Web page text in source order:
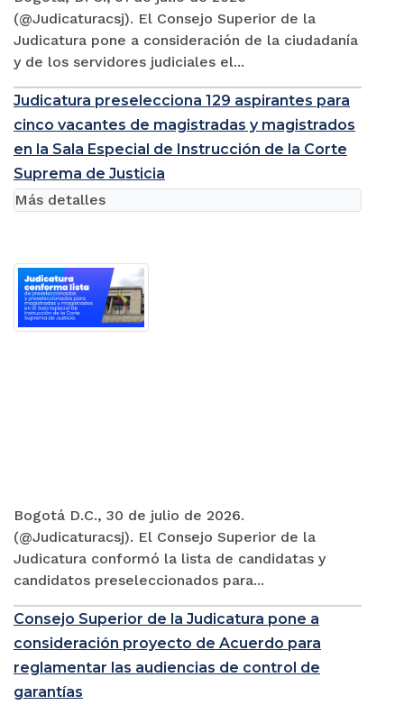
(@Judicaturacsj). El Consejo Superior de la
Judicatura pone a consideración de la ciudadanía
y de los servidores judiciales el...
Judicatura preselecciona 129 aspirantes para
cinco vacantes de magistradas y magistrados
en la Sala Especial de Instrucción de la Corte
Suprema de Justicia
Bogotá D.C., 30 de julio de 2026.
(@Judicaturacsj). El Consejo Superior de la
Judicatura conformó la lista de candidatas y
candidatos preseleccionados para...
Más detalles
Consejo Superior de la Judicatura pone a
consideración proyecto de Acuerdo para
reglamentar las audiencias de control de
garantías